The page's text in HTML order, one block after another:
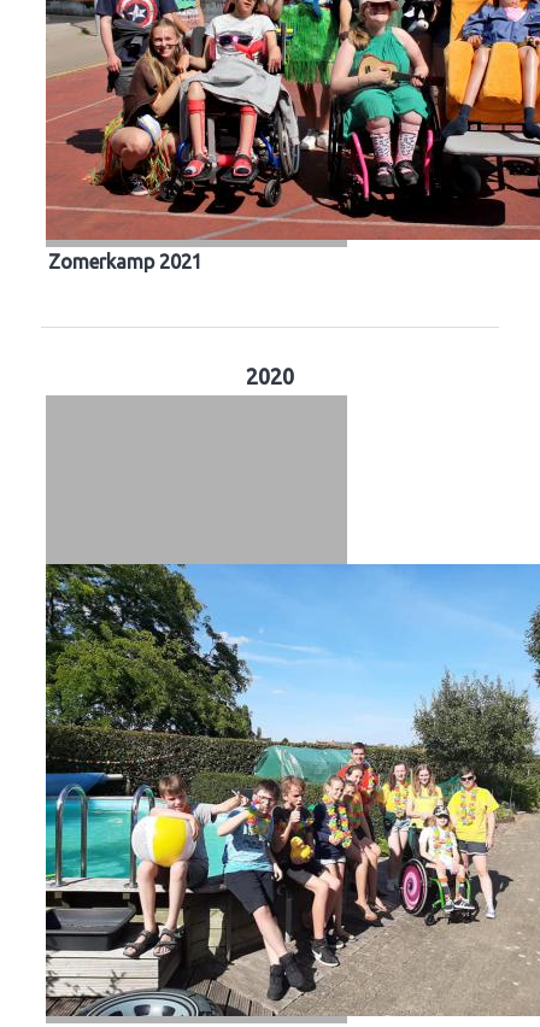
Zomerkamp 2021
2020